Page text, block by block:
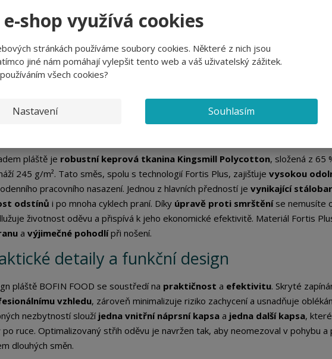
shop využívá cookies
stránkách používáme soubory cookies. Některé z nich jsou
jiné nám pomáhají vylepšit tento web a váš uživatelský zážitek.
všech cookies?
Nastavení Souhlasím
keprové tkanině Kingsmill Polycotton s technologií Fortis Plus si plášť udržuje
praních při 60°C. Praktický design se skrytým zapínáním a kapsami zajišťuje
BOFIN FOOD je navržen pro profesionály působící vpotravinářském průmyslu
s ohledem na specifické požadavky hygienického a náročného
složení a dlouhodobá trvanlivost
pláště je robustní keprová tkanina Kingsmill Polycotton, složená z 65
245 g/m². Tato směs, spolu s technologií Fortis Plus, zajišťuje vysokou
pracovního nasazení. Jednou z hlavních předností je vynikající
odstínů i po mnoha cyklech praní. Díky úpravě proti smrštěníse nemusíte
životnost oděvu a přispívá k jeho ekonomické efektivitě. Materiál Fortis
a výjimečné pohodlípři nošení.
detaily a funkční design
pláště BOFIN FOOD se soustředí na praktičnost a efektivitu. Skryté
vzhledu, zároveň minimalizuje riziko zachycení a usnadňuje
nezbytností slouží jedna vnitřní náprsní kapsa a jedna další kapsa,
po ruce. Optimalizovaný střih oděvu je navržen tak, aby neomezoval v pohybu a
dlouhých směn.